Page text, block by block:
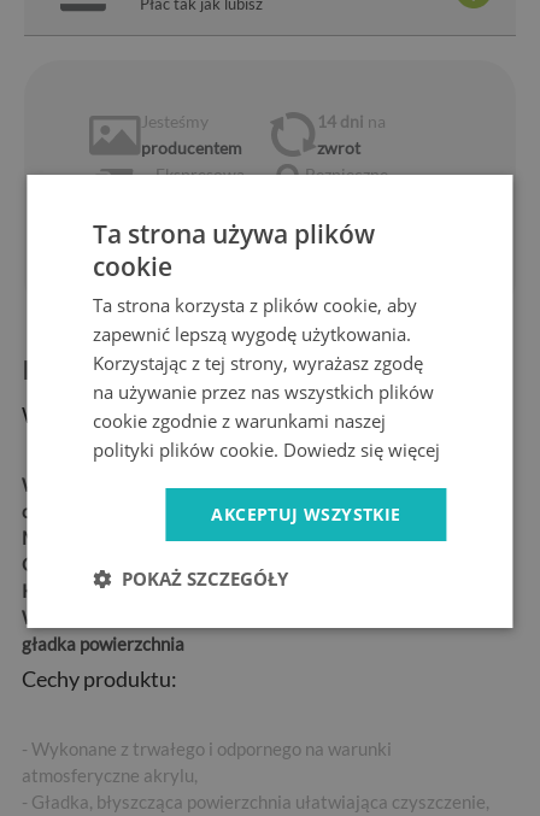
Jesteśmy
producentem
14 dni na
zwrot
Ekspresowa
Bezpieczne
1 rok
gwarancji
10 lat
Informacje o produkcie:
Wymiary produktu:
Wymiary:
52x30 cm, 52x40
cm, 60x52 cm, 80x52 cm
Materiał:
szkło hartowane
Grubość:
Kształt:
prostokątny
Wykończenie:
gładka powierzchnia
Cechy produktu:
- Wykonane z trwałego i odpornego na warunki
atmosferyczne akrylu,
- Gładka, błyszcząca powierzchnia ułatwiająca czyszczenie,
Ta strona używa plików
cookie
Ta strona korzysta z plików cookie, aby
zapewnić lepszą wygodę użytkowania.
Korzystając z tej strony, wyrażasz zgodę
na używanie przez nas wszystkich plików
cookie zgodnie z warunkami naszej
polityki plików cookie. Dowiedz się więcej
AKCEPTUJ WSZYSTKIE
POKAŻ SZCZEGÓŁY